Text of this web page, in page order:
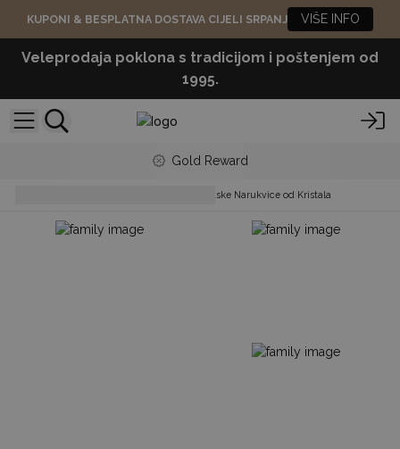
KUPONI & BESPLATNA DOSTAVA CIJELI SRPANJ VIŠE INFO
Veleprodaja poklona s tradicijom i poštenjem od
1995.
Gold Reward
Dvostruke Energetske Narukvice od Kristala